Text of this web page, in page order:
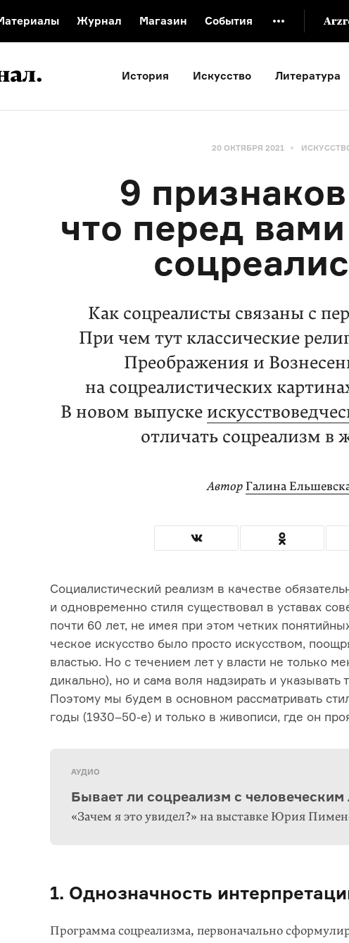
Журнал Магазин События
Видеоистория русской культуры
Русский язык от «гой еси»
История Искусство Литература
20 ОКТЯБРЯ 2021
9
что перед
Как соцреалисты связаны с
При чем тут классические
Преображения и
на соцреалистических
В новом выпуске
отличать соцреализм в
АвторГалина
Социалистический реализм в качестве
и одновременно стиля существовал в уставах
почти 60 лет, не имея при этом четких
ческое искусство было просто искусством,
властью. Но с течением лет у власти не только
ди­кально), но и сама воля надзирать и указывать
Поэтому мы будем в основном рассматривать
годы (1930–50-е) и только в живописи, где он
АУДИО
Бывает ли соцреализм с
«Зачем я это увидел?» на выставке Юрия
1. Однозначность
Программа соцреализма, первоначально